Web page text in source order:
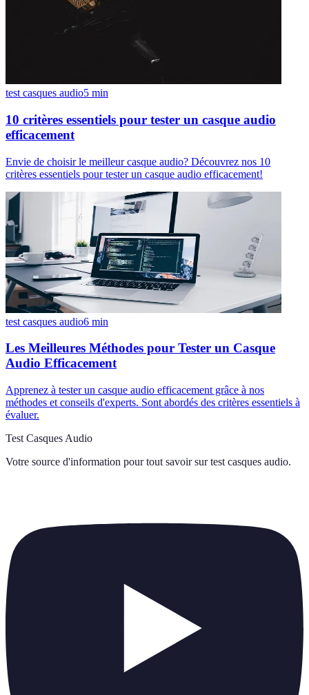
test casques audio5 min
10 critères essentiels pour tester un casque audio
efficacement
Envie de choisir le meilleur casque audio? Découvrez nos 10
critères essentiels pour tester un casque audio efficacement!
test casques audio6 min
Les Meilleures Méthodes pour Tester un Casque
Audio Efficacement
Apprenez à tester un casque audio efficacement grâce à nos
méthodes et conseils d'experts. Sont abordés des critères essentiels à
évaluer.
Test Casques Audio
Votre source d'information pour tout savoir sur test casques audio.